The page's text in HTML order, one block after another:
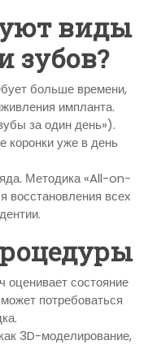
виды
зубов?
больше времени,
импланта.
за один день»).
коронки уже в день
Методика «All-on-
восстановления всех
оценивает состояние
потребоваться
3D-моделирование,